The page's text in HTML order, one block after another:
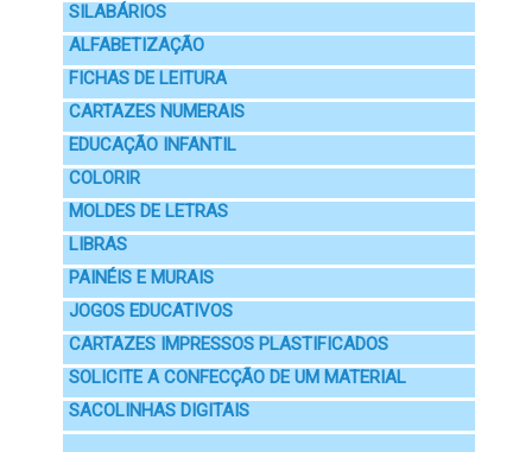
SILABÁRIOS
ALFABETIZAÇÃO
FICHAS DE LEITURA
CARTAZES NUMERAIS
EDUCAÇÃO INFANTIL
COLORIR
MOLDES DE LETRAS
LIBRAS
PAINÉIS E MURAIS
JOGOS EDUCATIVOS
CARTAZES IMPRESSOS PLASTIFICADOS
SOLICITE A CONFECÇÃO DE UM MATERIAL
SACOLINHAS DIGITAIS